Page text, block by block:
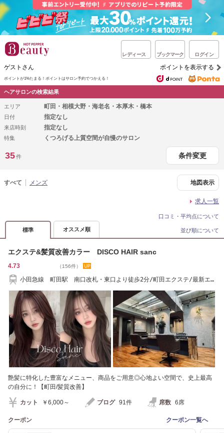
レディース ブックマーク ログイン
ゲストさん ポイントを表示する
ポイントが1%たまる！ ポイントはサロン予約でつかえる！
ヘアサロンの検索結果
エリア 町田・相模大野・海老名・本厚木・橋本
日付 指定なし
来店時刻 指定なし
特集 くつろげる上質空間が自慢のサロン
35件 条件変更
すべて メンズ 地図表示
求人一覧
口コミ・平均点について
標準 オススメ順 並び順について
エクステ&髪質改善カラー DISCO HAIR sanc
4.73 （156件）
小田急線 町田駅 南口改札・東口より徒歩2分/町田エクステ/最新エ
艶髪に特化した豊富なメニュー、商品をご用意◎心地よい空間で、史上最高
の自分に！【町田/髪質改善】
カット ￥6,000～ ブログ 91件 席数 6席
クーポン クーポン一覧へ